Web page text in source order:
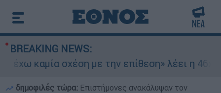
BREAKING NEWS:
καμία σχέση με την επίθεση» λέει η 46χρονη
δημοφιλές τώρα: Επιστήμονες ανακάλυψαν τον